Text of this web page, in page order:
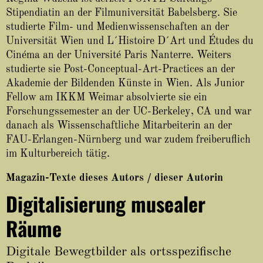
About
Stipendiatin an der Filmuniversität Babelsberg. Sie
studierte Film- und Medienwissenschaften an der
Universität Wien und L´Histoire D´Art und Études du
Cinéma an der Université Paris Nanterre. Weiters
studierte sie Post-Conceptual-Art-Practices an der
Akademie der Bildenden Künste in Wien. Als Junior
Fellow am IKKM Weimar absolvierte sie ein
Forschungssemester an der UC-Berkeley, CA und war
danach als Wissenschaftliche Mitarbeiterin an der
FAU-Erlangen-Nürnberg und war zudem freiberuflich
im Kulturbereich tätig.
Magazin-Texte dieses Autors / dieser Autorin
Digitalisierung musealer
Räume
Digitale Bewegtbilder als ortsspezifische